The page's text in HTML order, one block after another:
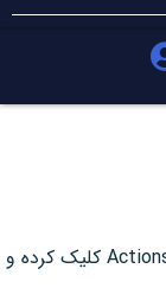
از طریق پنل ادمین لایت اسپید روی منوی Actions کلیک کرده و